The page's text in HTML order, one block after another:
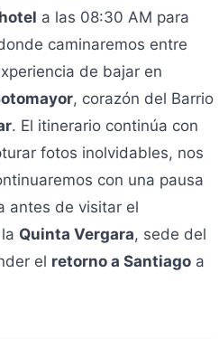
a las 08:30 AM para
caminaremos entre
de bajar en
, corazón del Barrio
. El itinerario continúa con
fotos inolvidables, nos
con una pausa
antes de visitar el
Quinta Vergara, sede del
el retorno a Santiago a